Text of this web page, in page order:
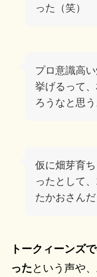
った（笑）
プロ意識高
挙げるって
ろうなと思う
仮に畑芽育
ったとして
たかおさん
トークィーンズ
った という声や、